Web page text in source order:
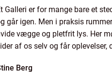
Galleri er for mange bare et
går igen. Men i praksis
vægge og pletfrit lys. Her
af os selv og får
Berg